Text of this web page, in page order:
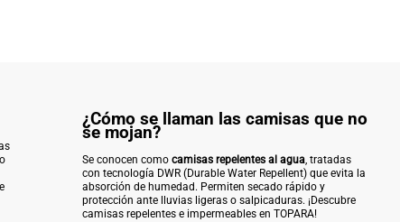
¿Cómo se llaman las camisas que no
se mojan?
Se conocen comocamisas repelentes al agua, tratadas
con tecnología DWR (Durable Water Repellent) que evita la
absorción de humedad. Permiten secado rápido y
protección ante lluvias ligeras o salpicaduras. ¡Descubre
camisas repelentes e impermeables en TOPARA!